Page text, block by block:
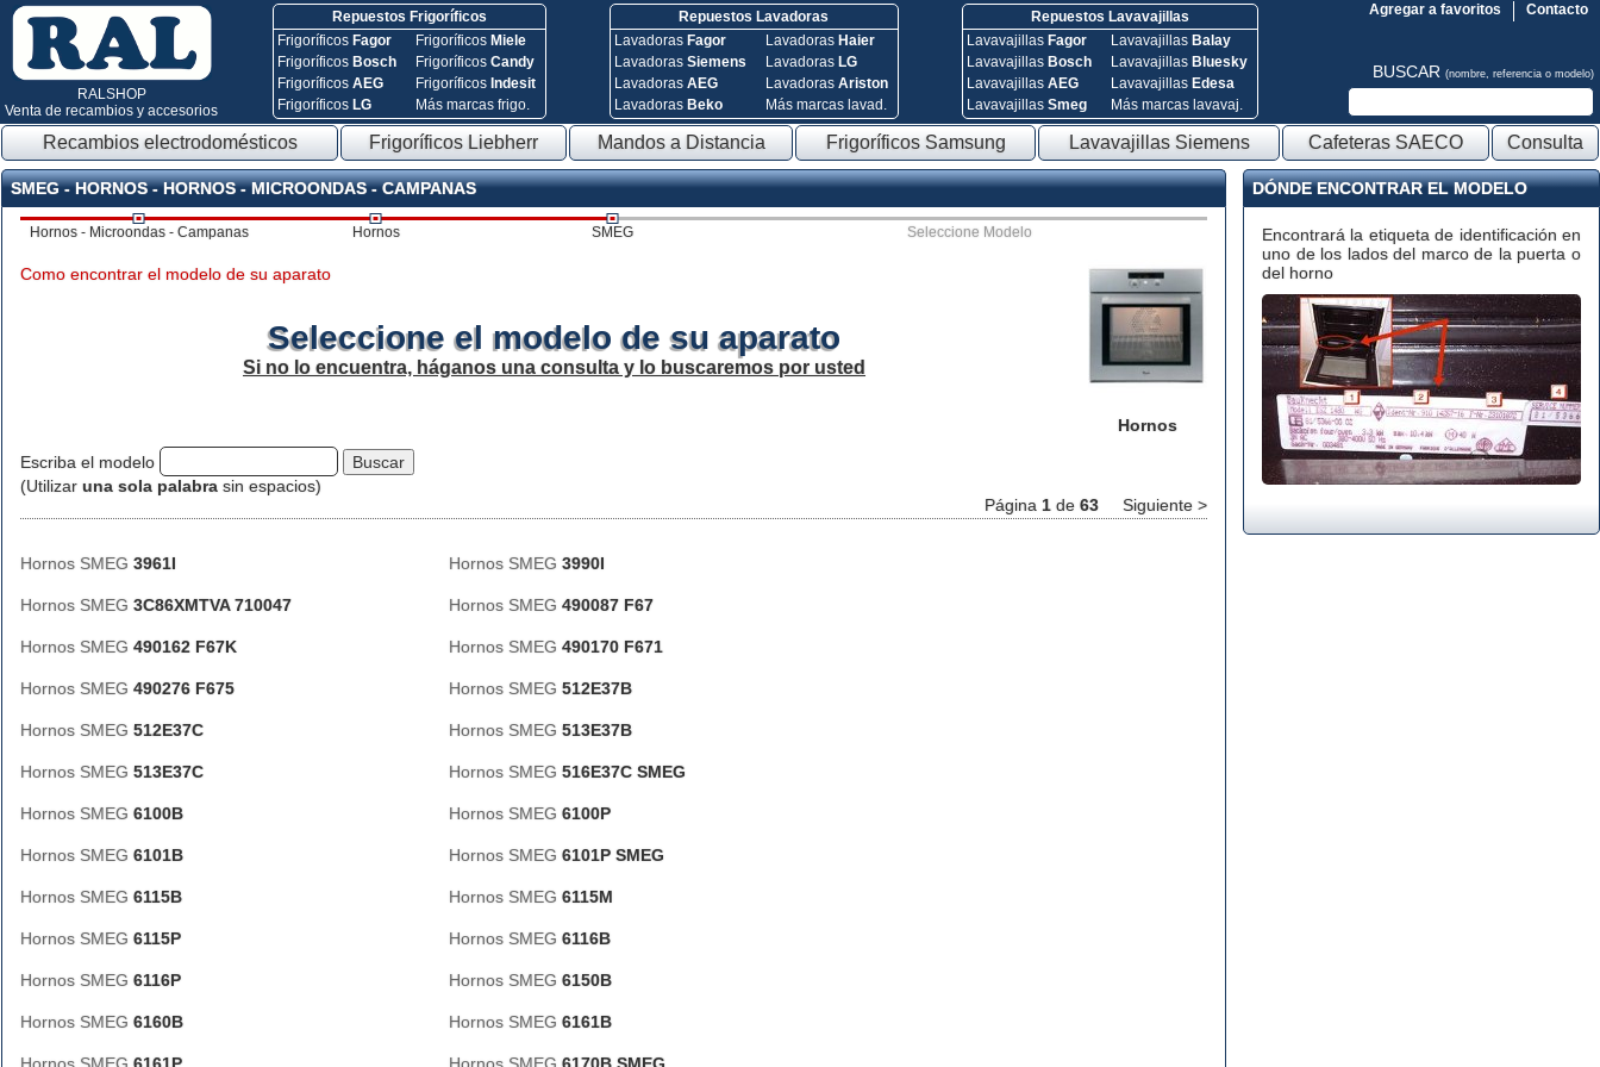
RALSHOP
Venta de recambios y accesorios
Repuestos Frigoríficos
Frigoríficos Fagor
Frigoríficos Bosch
FrigoríficosAEG
Frigoríficos LG
Frigoríficos Miele
FrigoríficosCandy
Frigoríficos Indesit
Más marcas frigo.
Repuestos Lavadoras
Lavadoras Fagor
Lavadoras Siemens
Lavadoras AEG
Lavadoras Beko
Lavadoras Haier
Lavadoras LG
Lavadoras Ariston
Más marcas lavad.
Repuestos Lavavajillas
Lavavajillas Fagor
Lavavajillas Bosch
Lavavajillas AEG
Lavavajillas Smeg
Lavavajillas Balay
Lavavajillas Bluesky
Lavavajillas Edesa
Más marcas lavavaj.
Contacto
Agregar a favoritos
BUSCAR (nombre, referencia o modelo)
Recambios electrodomésticos Frigoríficos Liebherr Mandos a Distancia Frigoríficos Samsung Lavavajillas Siemens Cafeteras SAECO Consulta
SMEG - HORNOS - HORNOS - MICROONDAS - CAMPANAS
Hornos - Microondas - Campanas Hornos SMEG Seleccione Modelo
Hornos
Como encontrar el modelo de su aparato
Seleccione el modelo de su aparato
Si no lo encuentra, háganos una consulta y lo buscaremos por usted
Escriba el modelo
(Utilizar una sola palabra sin espacios)
Página 1 de 63 Siguiente >
Hornos SMEG 3961I Hornos SMEG 3990I
Hornos SMEG 3C86XMTVA 710047 Hornos SMEG 490087 F67
Hornos SMEG 490162 F67K Hornos SMEG 490170 F671
Hornos SMEG 490276 F675 Hornos SMEG 512E37B
Hornos SMEG 512E37C Hornos SMEG 513E37B
Hornos SMEG 513E37C Hornos SMEG 516E37C SMEG
Hornos SMEG 6100B Hornos SMEG 6100P
Hornos SMEG 6101B Hornos SMEG 6101P SMEG
Hornos SMEG 6115B Hornos SMEG 6115M
Hornos SMEG 6115P Hornos SMEG 6116B
Hornos SMEG 6116P Hornos SMEG 6150B
Hornos SMEG 6160B Hornos SMEG 6161B
DÓNDE ENCONTRAR EL MODELO
Encontrará la etiqueta de identificación en
uno de los lados del marco de la puerta o
del horno